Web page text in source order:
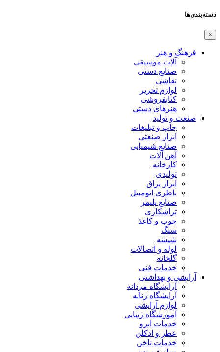
دسته‌بندی‌ها
×
فرهنگ و هنر
آلات موسیقی
صنایع دستی
نقاشی
لوازم تحریر
کتابفروشی
هنرهای دستی
صنعت و تولید
چاپ و تبلیغات
ابزار صنعتی
صنایع شیمیایی
آهن آلات
کارخانه
تولیدی
ابزار یراق
باطری اتومبیل
صنایع پلیمر
تراشکاری
چوب و کاغذ
سنگ
شیشه
لوله و اتصالات
گلخانه
خدمات فنی
آرایشی و بهداشتی
آرایشگاه مردانه
آرایشگاه زنانه
لوازم آرایشی
آموزشگاه زیبایی
خدمات ابرو
عطر و ادکلن
خدمات ناخن